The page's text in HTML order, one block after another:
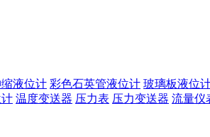
液位计 彩色石英管液位计 玻璃板液位
温度变送器 压力表 压力变送器 流量仪